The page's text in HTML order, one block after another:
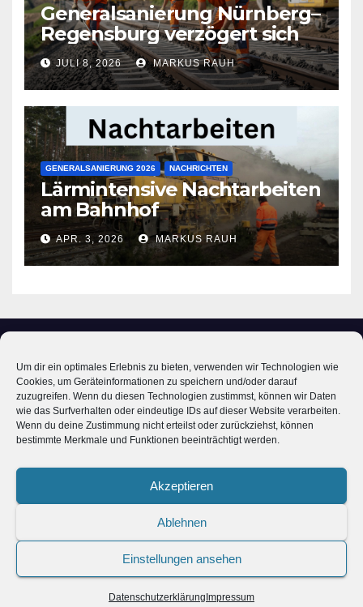
Um dir ein optimales Erlebnis zu bieten, verwenden wir Technologien wie
Cookies, um Geräteinformationen zu speichern und/oder darauf
zuzugreifen. Wenn du diesen Technologien zustimmst, können wir Daten
wie das Surfverhalten oder eindeutige IDs auf dieser Website verarbeiten.
Wenn du deine Zustimmung nicht erteilst oder zurückziehst, können
bestimmte Merkmale und Funktionen beeinträchtigt werden.
Akzeptieren
Ablehnen
Einstellungen ansehen
Datenschutzerklärung Impressum
Generalsanierung Nürnberg–
Regensburg verzögert sich
JULI 8, 2026 MARKUS RAUH
GENERALSANIERUNG 2026 NACHRICHTEN
Lärmintensive Nachtarbeiten
am Bahnhof
APR. 3, 2026 MARKUS RAUH
Bahnhof Ochenbruck
Mit Stolz präsentiert von WordPress|Theme: Newsup von